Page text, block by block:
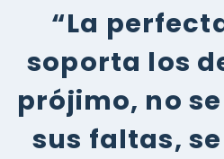
“La
soporta los
prójimo, no
sus faltas,